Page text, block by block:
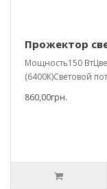
Прожектор
Мощность150
(6400К)Световой
860,00грн.